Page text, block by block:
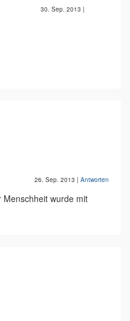
30. Sep. 2013 |
26. Sep. 2013 | Antworten
wurde mit